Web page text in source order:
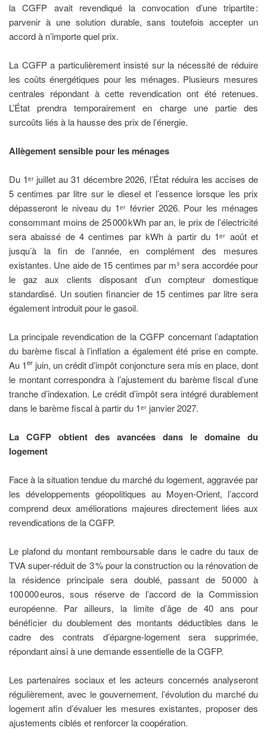
la CGFP avait revendiqué la convocation d’une tripartite :
parvenir à une solution durable, sans toutefois accepter un
accord à n’importe quel prix.
La CGFP a particulièrement insisté sur la nécessité de réduire
les coûts énergétiques pour les ménages. Plusieurs mesures
centrales répondant à cette revendication ont été retenues.
L’État prendra temporairement en charge une partie des
surcoûts liés à la hausse des prix de l’énergie.
Allègement sensible pour les ménages
Du 1ᵉʳ juillet au 31 décembre 2026, l’État réduira les accises de
5 centimes par litre sur le diesel et l’essence lorsque les prix
dépasseront le niveau du 1ᵉʳ février 2026. Pour les ménages
consommant moins de 25 000 kWh par an, le prix de l’électricité
sera abaissé de 4 centimes par kWh à partir du 1ᵉʳ août et
jusqu’à la fin de l’année, en complément des mesures
existantes. Une aide de 15 centimes par m³ sera accordée pour
le gaz aux clients disposant d’un compteur domestique
standardisé. Un soutien financier de 15 centimes par litre sera
également introduit pour le gasoil.
La principale revendication de la CGFP concernant l’adaptation
du barème fiscal à l’inflation a également été prise en compte.
Au 1er juin, un crédit d’impôt conjoncture sera mis en place, dont
le montant correspondra à l’ajustement du barème fiscal d’une
tranche d’indexation. Le crédit d’impôt sera intégré durablement
dans le barème fiscal à partir du 1ᵉʳ janvier 2027.
La CGFP obtient des avancées dans le domaine du
logement
Face à la situation tendue du marché du logement, aggravée par
les développements géopolitiques au Moyen‑Orient, l’accord
comprend deux améliorations majeures directement liées aux
revendications de la CGFP.
Le plafond du montant remboursable dans le cadre du taux de
TVA super‑réduit de 3 % pour la construction ou la rénovation de
la résidence principale sera doublé, passant de 50 000 à
100 000 euros, sous réserve de l’accord de la Commission
européenne. Par ailleurs, la limite d’âge de 40 ans pour
bénéficier du doublement des montants déductibles dans le
cadre des contrats d’épargne‑logement sera supprimée,
répondant ainsi à une demande essentielle de la CGFP.
Les partenaires sociaux et les acteurs concernés analyseront
régulièrement, avec le gouvernement, l’évolution du marché du
logement afin d’évaluer les mesures existantes, proposer des
ajustements ciblés et renforcer la coopération.